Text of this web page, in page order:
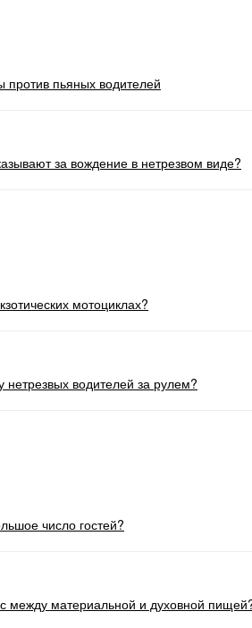
против пьяных водителей
за вождение в нетрезвом виде?
мотоциклах?
нетрезвых водителей за рулем?
число гостей?
между материальной и духовной